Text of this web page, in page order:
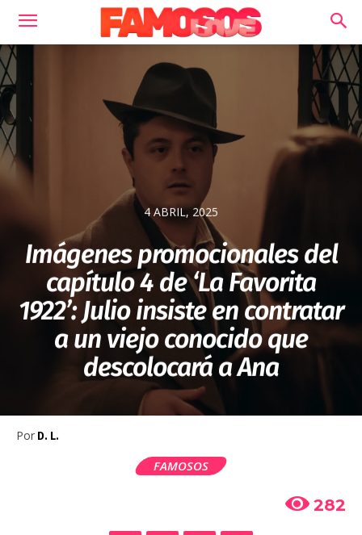
4 ABRIL, 2025
Imágenes promocionales del
capítulo 4 de ‘La Favorita
1922’: Julio insiste en contratar
a un viejo conocido que
descolocará a Ana
Por D. L.
FAMOSOS
282